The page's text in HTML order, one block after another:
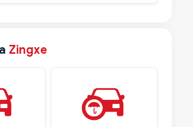
Zingxe